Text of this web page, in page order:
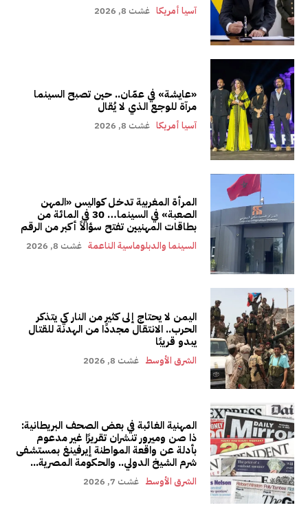
آسيا أمريكا غشت 8, 2026
«عايشة» في عمّان.. حين تصبح السينما
مرآة للوجع الذي لا يُقال
آسيا أمريكا غشت 8, 2026
المرأة المغربية تدخل كواليس «المهن
الصعبة» في السينما… 30 في المائة من
بطاقات المهنيين تفتح سؤالاً أكبر من الرقم
السينما والدبلوماسية الناعمة غشت 8, 2026
اليمن لا يحتاج إلى كثير من النار كي يتذكر
الحرب.. الانتقال مجددًا من الهدنة للقتال
يبدو قريبًا
الشرق الأوسط غشت 8, 2026
المهنية الغائبة في بعض الصحف البريطانية:
ذا صن وميرور تنشران تقريرًا غير مدعوم
بأدلة عن واقعة المواطنة إيرفينغ بمستشفى
شرم الشيخ الدولي.. والحكومة المصرية...
الشرق الأوسط غشت 7, 2026